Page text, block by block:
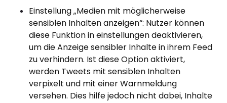
Einstellung „Medien mit möglicherweise
sensiblen Inhalten anzeigen“: Nutzer können
diese Funktion in einstellungen deaktivieren,
um die Anzeige sensibler Inhalte in ihrem Feed
zu verhindern. Ist diese Option aktiviert,
werden Tweets mit sensiblen Inhalten
verpixelt und mit einer Warnmeldung
versehen. Dies hilfe jedoch nicht dabei, Inhalte